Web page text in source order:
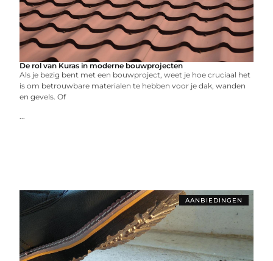
De rol van Kuras in moderne bouwprojecten
Als je bezig bent met een bouwproject, weet je hoe cruciaal het
is om betrouwbare materialen te hebben voor je dak, wanden
en gevels. Of
...
AANBIEDINGEN